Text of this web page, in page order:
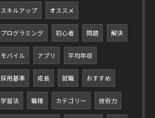
スキルアップ オススメ
プログラミング 初心者 問題 解決
モバイル アプリ 平均年収
採用基準 成長 就職 おすすめ
学習法 職種 カテゴリー 技術力